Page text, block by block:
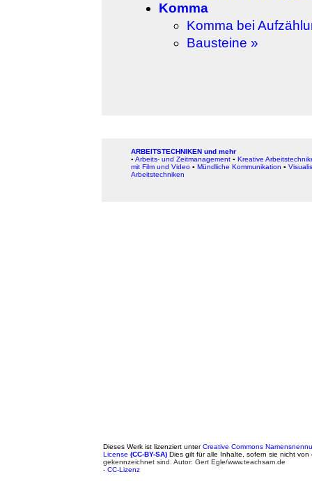
Komma
Komma bei
Bausteine »
ARBEITSTECHNIKEN und mehr
▪ Arbeits- und Zeitmanagement ▪ Kreative
mit Film und Video ▪ Mündliche Kommunikation ▪
Arbeitstechniken
Dieses Werk ist lizenziert unterCreative Commons
License (CC-BY-SA) Dies gilt für alle Inhalte, sofern sie nicht von
gekennzeichnet sind. Autor: Gert Egle/www.teachsam.de
- CC-Lizenz